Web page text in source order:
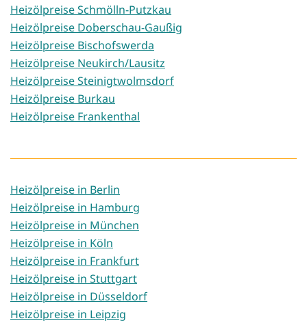
Heizölpreise Schmölln-Putzkau
Heizölpreise Doberschau-Gaußig
Heizölpreise Bischofswerda
Heizölpreise Neukirch/Lausitz
Heizölpreise Steinigtwolmsdorf
Heizölpreise Burkau
Heizölpreise Frankenthal
Heizölpreise in Berlin
Heizölpreise in Hamburg
Heizölpreise in München
Heizölpreise in Köln
Heizölpreise in Frankfurt
Heizölpreise in Stuttgart
Heizölpreise in Düsseldorf
Heizölpreise in Leipzig